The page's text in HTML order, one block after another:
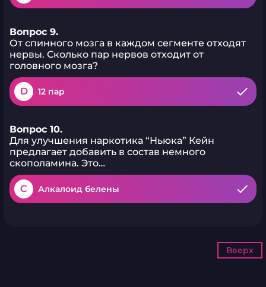
Вопрос 9.
От спинного мозга в каждом сегменте отходят
нервы. Сколько пар нервов отходит от
головного мозга?
D 12 пар
Вопрос 10.
Для улучшения наркотика “Ньюка” Кейн
предлагает добавить в состав немного
скополамина. Это…
C Алкалоид белены
Вверх